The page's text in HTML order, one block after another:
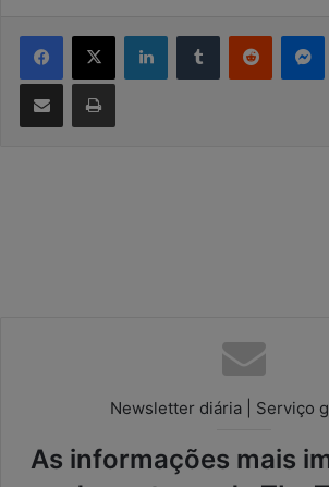
Facebook
X LinkedinTumblr Reddit
Compartilhar via e-mail Imprimir
Newsletter diária | Serviço
As informações mais